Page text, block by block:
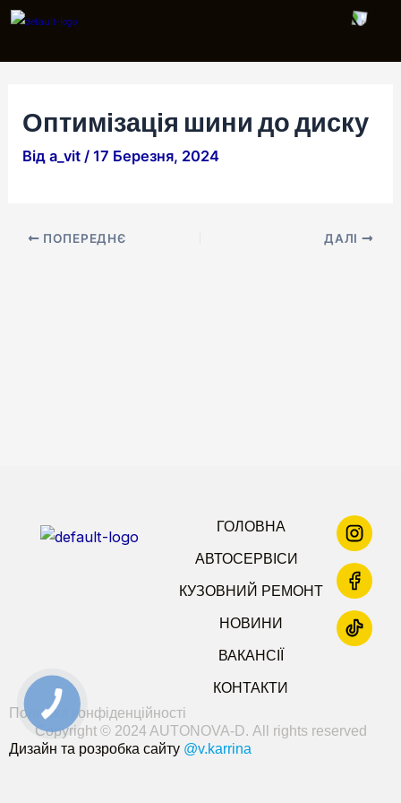
Перейти
вмісту
Оптимізація шини до диску
Відa_vit/17 Березня, 2024
Навігація
запису
ПОПЕРЕДНЄ ДАЛІ
ГОЛОВНА
АВТОСЕРВІСИ
КУЗОВНИЙ РЕМОНТ
НОВИНИ
ВАКАНСІЇ
КОНТАКТИ
Copyright © 2024 AUTONOVA-D. All rights reserved
Політика конфіденційності
Дизайн та розробка сайту @v.karrina